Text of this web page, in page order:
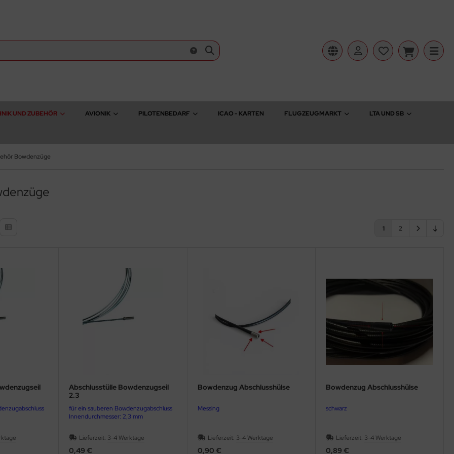
UND ZUBEHÖR AVIONIK PILOTENBEDARF ICAO - KARTEN FLUGZEUGMARKT LTA UND SB
Bowdenzüge
1 2
Abschlusstülle Bowdenzugseil
2.3
für ein sauberen Bowdenzugabschluss
Innendurchmesser: 2,3 mm
Lieferzeit: 3-4 Werktage
0,49 €
Bowdenzug Abschlusshülse
Messing
Lieferzeit: 3-4 Werktage
0,90 €
Bowdenzug Abschlusshülse
schwarz
Lieferzeit: 3-4 Werktage
0,89 €